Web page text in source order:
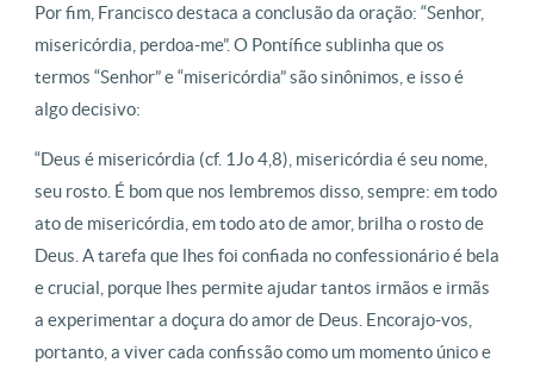
Por fim, Francisco destaca a conclusão da oração: “Senhor,
misericórdia, perdoa-me”. O Pontífice sublinha que os
termos “Senhor” e “misericórdia” são sinônimos, e isso é
algo decisivo:
“Deus é misericórdia (cf. 1Jo 4,8), misericórdia é seu nome,
seu rosto. É bom que nos lembremos disso, sempre: em todo
ato de misericórdia, em todo ato de amor, brilha o rosto de
Deus. A tarefa que lhes foi confiada no confessionário é bela
e crucial, porque lhes permite ajudar tantos irmãos e irmãs
a experimentar a doçura do amor de Deus. Encorajo-vos,
portanto, a viver cada confissão como um momento único e